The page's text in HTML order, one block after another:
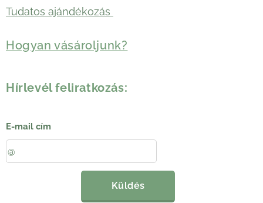
Tudatos ajándékozás
Hogyan vásároljunk?
Hírlevél feliratkozás:
E-mail cím
Küldés